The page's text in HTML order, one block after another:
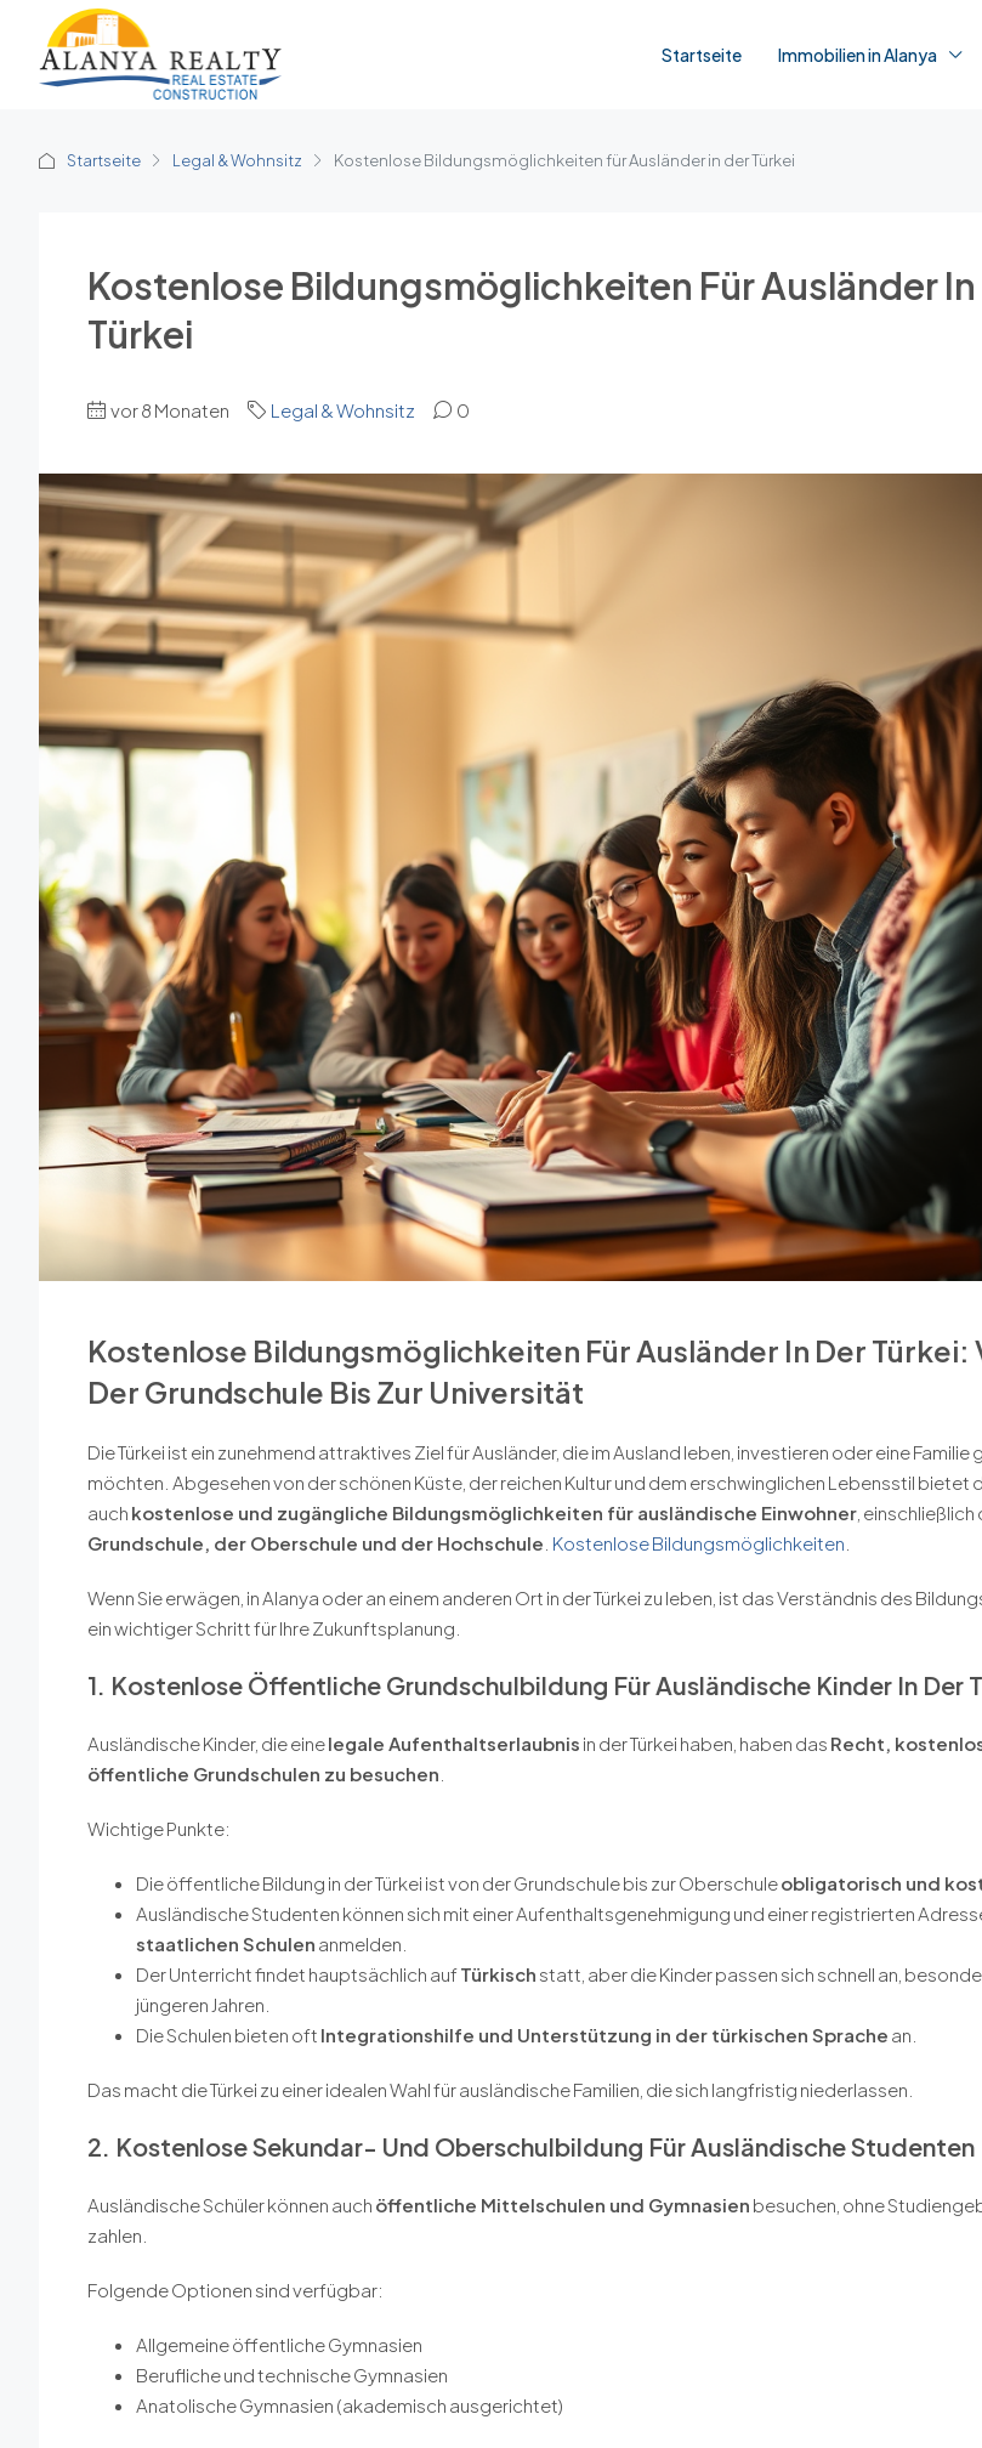
Startseite Immobilien in Alanya
Startseite Legal & Wohnsitz Kostenlose Bildungsmöglichkeiten für Ausländer in der Türkei
Kostenlose Bildungsmöglichkeiten Für Ausländer In
Türkei
vor 8 Monaten Legal & Wohnsitz 0
Kostenlose Bildungsmöglichkeiten Für Ausländer In Der Türkei:
Der Grundschule Bis Zur Universität
Die Türkei ist ein zunehmend attraktives Ziel für Ausländer, die im Ausland leben, investieren oder eine Familie
möchten. Abgesehen von der schönen Küste, der reichen Kultur und dem erschwinglichen Lebensstil bietet
auch kostenlose und zugängliche Bildungsmöglichkeiten für ausländische Einwohner , einschließlich
Grundschule, der Oberschule und der Hochschule Kostenlose Bildungsmöglichkeiten
Wenn Sie erwägen, in Alanya oder an einem anderen Ort in der Türkei zu leben, ist das Verständnis des
ein wichtiger Schritt für Ihre Zukunftsplanung.
1. Kostenlose Öffentliche Grundschulbildung Für Ausländische Kinder In Der
Ausländische Kinder, die einelegale Aufenthaltserlaubnis in der Türkei haben, haben das Recht,
öffentliche Grundschulen zu besuchen
Wichtige Punkte:
Die öffentliche Bildung in der Türkei ist von der Grundschule bis zur Oberschuleobligatorisch und
Ausländische Studenten können sich mit einer Aufenthaltsgenehmigung und einer registrierten
staatlichen Schulen anmelden.
Der Unterricht findet hauptsächlich aufTürkisch statt, aber die Kinder passen sich schnell an,
jüngeren Jahren.
Die Schulen bieten oft Integrationshilfe und Unterstützung in der türkischen Sprache an.
Das macht die Türkei zu einer idealen Wahl für ausländische Familien, die sich langfristig niederlassen.
2. Kostenlose Sekundar- Und Oberschulbildung Für Ausländische Studenten
Ausländische Schüler können auch öffentliche Mittelschulen und Gymnasien besuchen, ohne
zahlen.
Folgende Optionen sind verfügbar:
Allgemeine öffentliche Gymnasien
Berufliche und technische Gymnasien
Anatolische Gymnasien (akademisch ausgerichtet)